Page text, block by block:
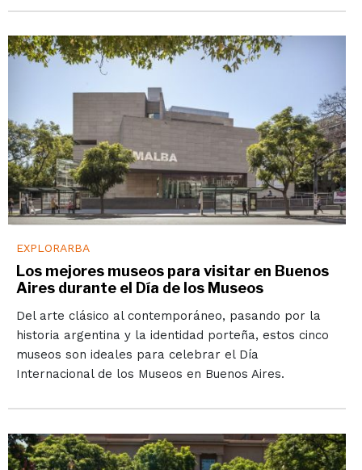
EXPLORARBA
Los mejores museos para visitar en Buenos
Aires durante el Día de los Museos
Del arte clásico al contemporáneo, pasando por la
historia argentina y la identidad porteña, estos cinco
museos son ideales para celebrar el Día
Internacional de los Museos en Buenos Aires.